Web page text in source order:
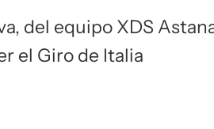
del equipo XDS
el Giro de Italia